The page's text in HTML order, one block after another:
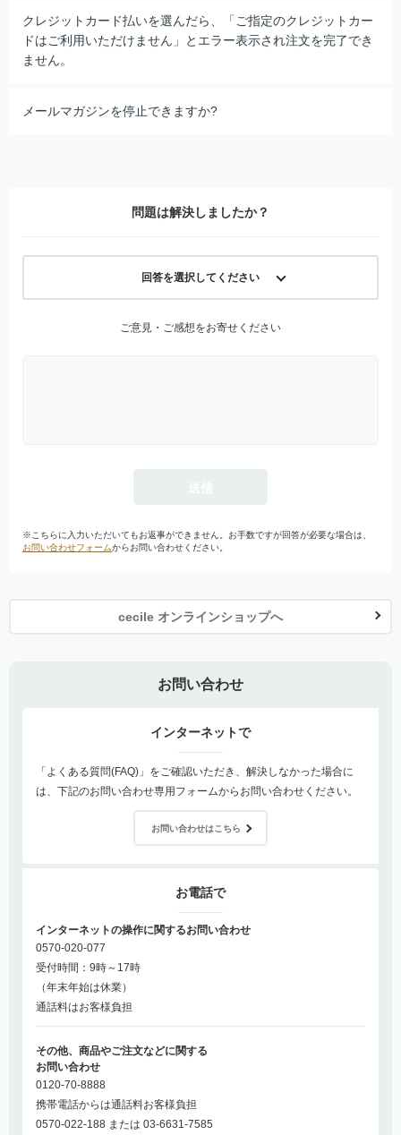
クレジットカード払いを選んだら、「ご指定のクレジットカー
ドはご利用いただけません」とエラー表示され注文を完了でき
ません。
メールマガジンを停止できますか?
問題は解決しましたか？
回答を選択してください
ご意見・ご感想をお寄せください
※こちらに入力いただいてもお返事ができません。お手数ですが回答が必要な場合は、
お問い合わせフォームからお問い合わせください。
cecile オンラインショップへ
お問い合わせ
インターネットで
「よくある質問(FAQ)」をご確認いただき、解決しなかった場合に
は、下記のお問い合わせ専用フォームからお問い合わせください。
お問い合わせはこちら
お電話で
インターネットの操作に関するお問い合わせ
0570-020-077
受付時間：9時～17時
（年末年始は休業）
通話料はお客様負担
その他、商品やご注文などに関する
お問い合わせ
0120-70-8888
携帯電話からは通話料お客様負担
0570-022-188 または 03-6631-7585